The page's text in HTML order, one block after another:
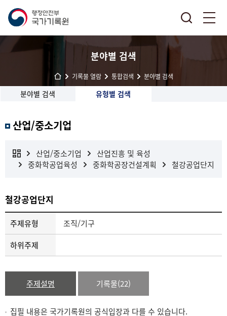
분야별 검색
기록물 열람 통합검색 분야별 검색
분야별 검색 유형별 검색
산업/중소기업
산업/중소기업
산업진흥 및 육성
중화학공업육성
중화학공장건설계획 철강공업단지
철강공업단지
주제유형
조직/기구
하위주제
주제설명 기록물(22)
집필 내용은 국가기록원의 공식입장과 다를 수 있습니다.